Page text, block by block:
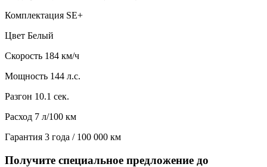
Комплектация SE+
Цвет Белый
Скорость 184 км/ч
Мощность 144 л.с.
Разгон 10.1 сек.
Расход 7 л/100 км
Гарантия 3 года / 100 000 км
Получите специальное предложение до